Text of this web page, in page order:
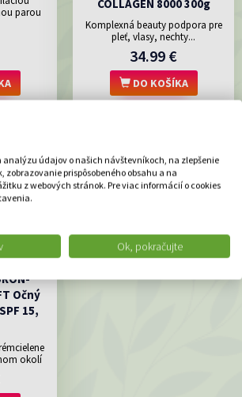
údajov o našich návštevníkoch, na zlepšenie
zobrazovanie prispôsobeného obsahu a na
z webových stránok. Pre viac informácií o cookies
Ok, pokračujte
parou
COLLAGEN 8000 300g
Komplexná beauty podpora pre
pleť, vlasy, nechty...
34.99 €
DO KOŠÍKA
Očný
15,
okolí